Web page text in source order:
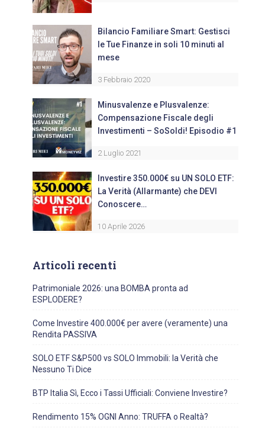
Bilancio Familiare Smart: Gestisci
le Tue Finanze in soli 10 minuti al
mese
3 Febbraio 2020
Minusvalenze e Plusvalenze:
Compensazione Fiscale degli
Investimenti – SoSoldi! Episodio #1
2 Luglio 2021
Investire 350.000€ su UN SOLO ETF:
La Verità (Allarmante) che DEVI
Conoscere…
10 Aprile 2026
Articoli recenti
Patrimoniale 2026: una BOMBA pronta ad
ESPLODERE?
Come Investire 400.000€ per avere (veramente) una
Rendita PASSIVA
SOLO ETF S&P500 vs SOLO Immobili: la Verità che
Nessuno Ti Dice
BTP Italia Sì, Ecco i Tassi Ufficiali: Conviene Investire?
Rendimento 15% OGNI Anno: TRUFFA o Realtà?